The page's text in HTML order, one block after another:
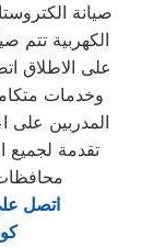
صيانة
الكهربية تتم
على الاطلاق
وخدمات
المدربين على
تقدمة لجميع
اتصل